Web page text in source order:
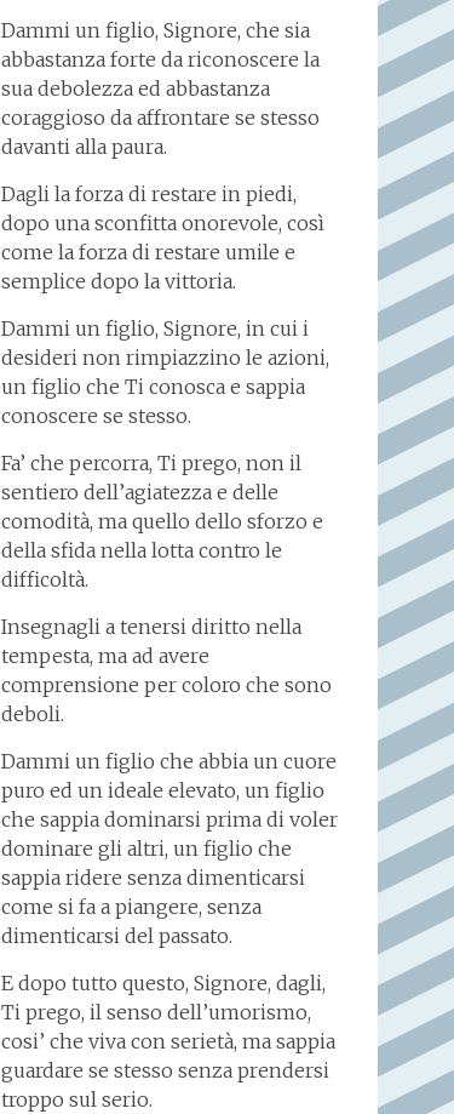
Dammi un figlio, Signore, che sia
abbastanza forte da riconoscere la
sua debolezza ed abbastanza
coraggioso da affrontare se stesso
davanti alla paura.
Dagli la forza di restare in piedi,
dopo una sconfitta onorevole, così
come la forza di restare umile e
semplice dopo la vittoria.
Dammi un figlio, Signore, in cui i
desideri non rimpiazzino le azioni,
un figlio che Ti conosca e sappia
conoscere se stesso.
Fa’ che percorra, Ti prego, non il
sentiero dell’agiatezza e delle
comodità, ma quello dello sforzo e
della sfida nella lotta contro le
difficoltà.
Insegnagli a tenersi diritto nella
tempesta, ma ad avere
comprensione per coloro che sono
deboli.
Dammi un figlio che abbia un cuore
puro ed un ideale elevato, un figlio
che sappia dominarsi prima di voler
dominare gli altri, un figlio che
sappia ridere senza dimenticarsi
come si fa a piangere, senza
dimenticarsi del passato.
E dopo tutto questo, Signore, dagli,
Ti prego, il senso dell’umorismo,
cosi’ che viva con serietà, ma sappia
guardare se stesso senza prendersi
troppo sul serio.